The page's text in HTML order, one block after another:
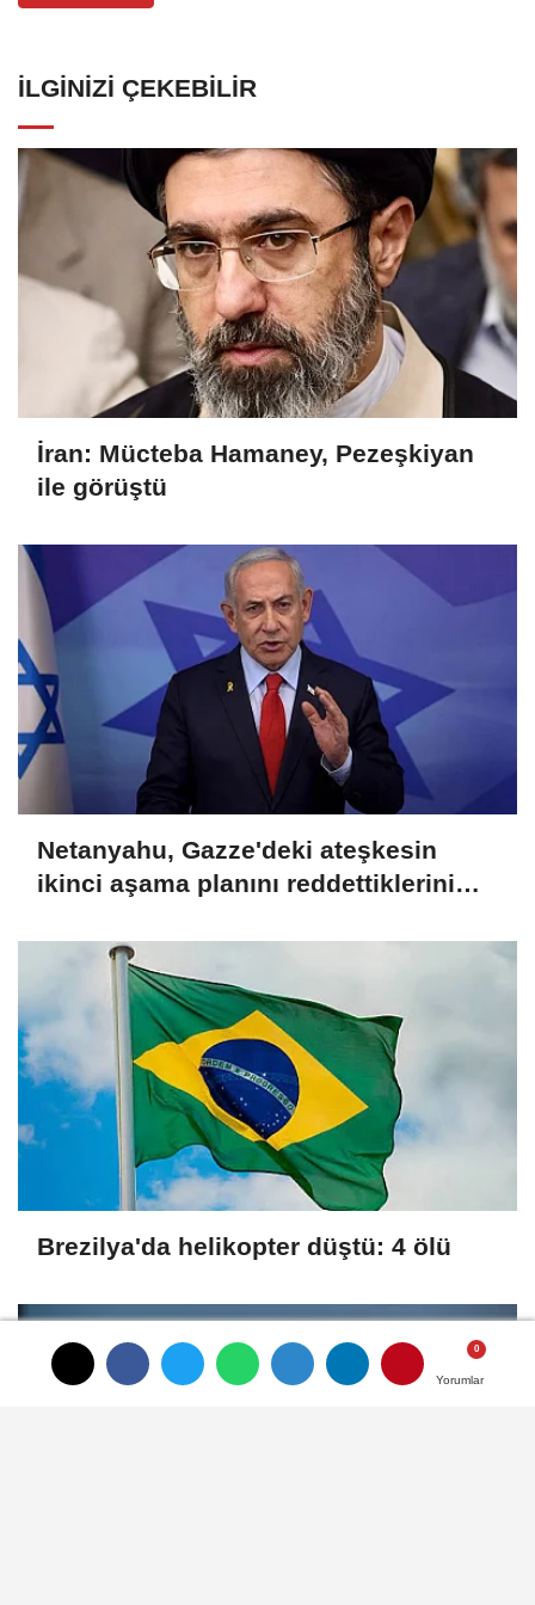
Yorumlar
Yorumlar
Yorumlar
İLGINIZI ÇEKEBILIR
İran: Mücteba Hamaney, Pezeşkiyan
ile görüştü
Netanyahu, Gazze'deki ateşkesin
ikinci aşama planını reddettiklerini
Brezilya'da helikopter düştü: 4 ölü